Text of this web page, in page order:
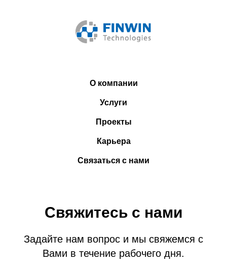
О компании
Услуги
Проекты
Карьера
Связаться с нами
Cвяжитесь с нами
Задайте нам вопрос и мы свяжемся с
Вами в течение рабочего дня.